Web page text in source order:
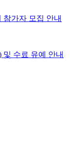
참가자 모집 안내
및 수료 유예 안내